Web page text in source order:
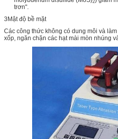
2
trơn".
3Mật độ bề mặt
Các công thức không có dung môi và
xốp, ngăn chặn các hạt mài mòn nhúng